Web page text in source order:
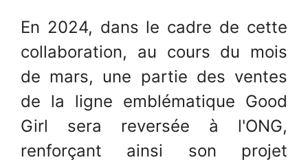
En 2024, dans le cadre de cette
collaboration, au cours du mois
de mars, une partie des ventes
de la ligne emblématique Good
Girl sera reversée à l'ONG,
renforçant ainsi son projet